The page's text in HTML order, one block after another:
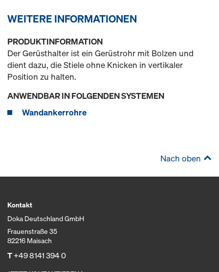
WEITERE INFORMATIONEN
PRODUKTINFORMATION
Der Gerüsthalter ist ein Gerüstrohr mit Bolzen und
dient dazu, die Stiele ohne Knicken in vertikaler
Position zu halten.
ANWENDBAR IN FOLGENDEN SYSTEMEN
Wandankerrohre
Nach oben
Kontakt
Doka Deutschland GmbH
Frauenstraße 35
82216 Maisach
T+49 8141 394 0